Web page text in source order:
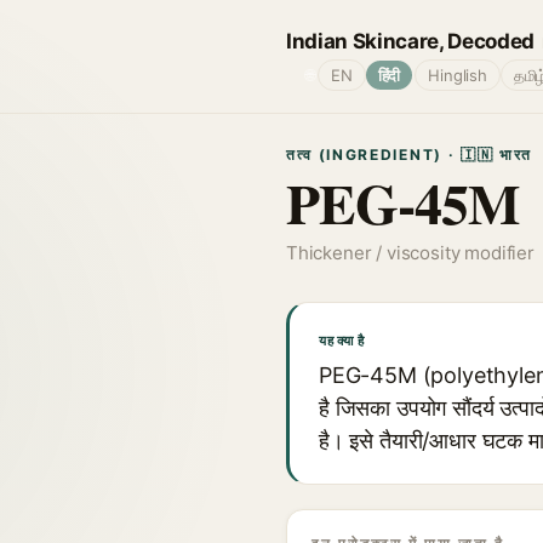
Indian Skincare, Decoded
EN हिंदी Hinglish
तत्व (INGREDIENT) · 🇮🇳 भारत
PEG-45M
Thickener / viscosity modifier
यह क्या है
PEG-45M
है जिसका उपयोग सौंदर्य
है। इसे तैयारी/आधार घटक